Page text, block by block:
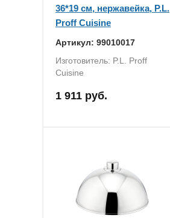
36*19 см, нержавейка, P.L.
Proff Cuisine
Артикул: 99010017
Изготовитель: P.L. Proff
Cuisine
1 911 руб.